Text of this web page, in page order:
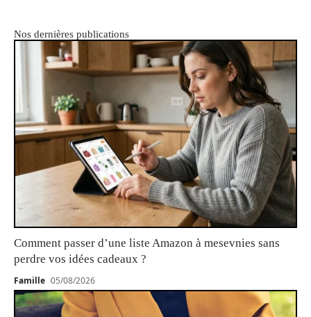
Nos dernières publications
Comment passer d’une liste Amazon à mesevnies sans
perdre vos idées cadeaux ?
Famille 05/08/2026